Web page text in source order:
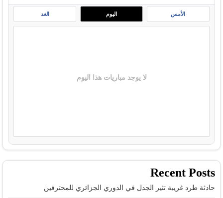
الأمس اليوم الغد
لا يوجد مباريات هذا اليوم
Recent Posts
حادثة طرد غريبة تثير الجدل في الدوري الجزائري للمحترفين